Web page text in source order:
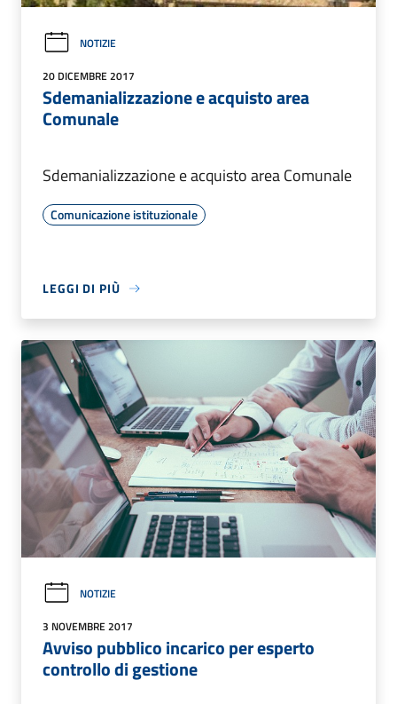
NOTIZIE
20 DICEMBRE 2017
Sdemanializzazione e acquisto area
Comunale
Sdemanializzazione e acquisto area Comunale
Comunicazione istituzionale
LEGGI DI PIÙ
NOTIZIE
3 NOVEMBRE 2017
Avviso pubblico incarico per esperto
controllo di gestione